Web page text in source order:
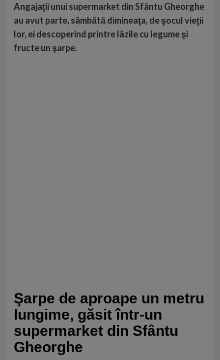
Angajaţii unui supermarket din Sfântu Gheorghe
au avut parte, sâmbătă dimineaţa, de şocul vieţii
lor, ei descoperind printre lăzile cu legume şi
fructe un şarpe.
Şarpe de aproape un metru
lungime, găsit într-un
supermarket din Sfântu
Gheorghe